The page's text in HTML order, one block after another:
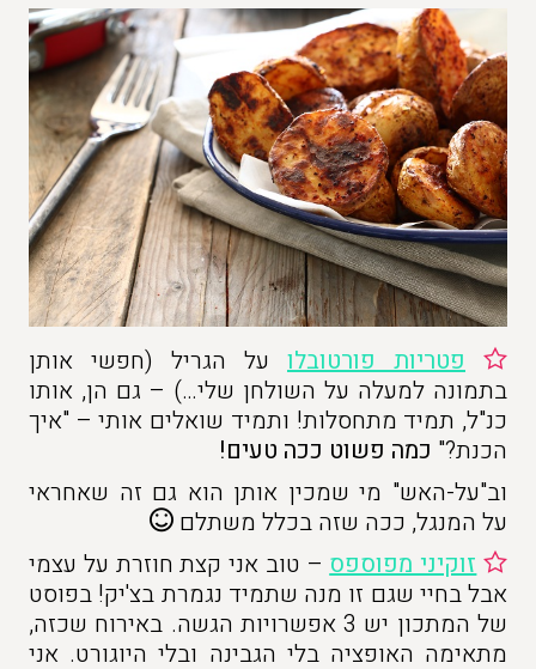
פטריות פורטובלו על הגריל (חפשי אותן
בתמונה למעלה על השולחן שלי…) – גם הן, אותו
כנ"ל, תמיד מתחסלות! ותמיד שואלים אותי – "איך
הכנת?" כמה פשוט ככה טעים!
וב"על-האש" מי שמכין אותן הוא גם זה שאחראי
על המנגל, ככה שזה בכלל משתלם
זוקיני מפוספס– טוב אני קצת חוזרת על עצמי
אבל בחיי שגם זו מנה שתמיד נגמרת בצ'יק! בפוסט
של המתכון יש 3 אפשרויות הגשה. באירוח שכזה,
מתאימה האופציה בלי הגבינה ובלי היוגורט. אני